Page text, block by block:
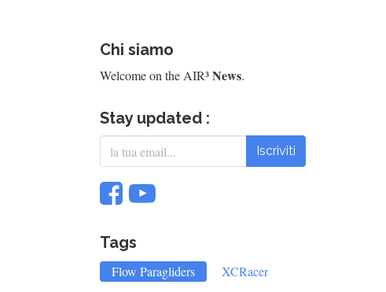
Chi siamo
Welcome on the AIR³News.
Stay updated :
Iscriviti
Tags
Flow Paragliders XCRacer